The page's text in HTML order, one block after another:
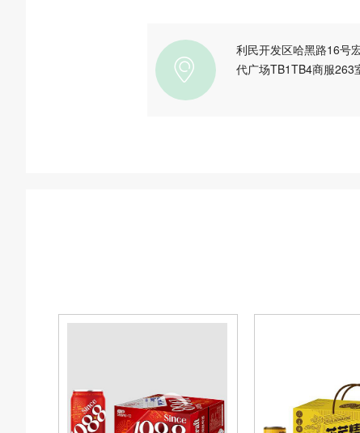
利民开发区哈黑路16号
代广场TB1TB4商服263